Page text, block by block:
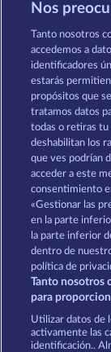
Palace of Treasures
Gates of Persia
Empresa
Nos
Tanto nosotros
accedemos a
identificadores
estarás
propósitos que
tratamos datos
todas o retiras tu
deshabilitan los
que ves podrían
acceder a este
consentimiento
«Gestionar las
en la parte
la parte inferior
dentro de
política de
Tanto nosotros
para
Utilizar datos de
activamente las
identificación..